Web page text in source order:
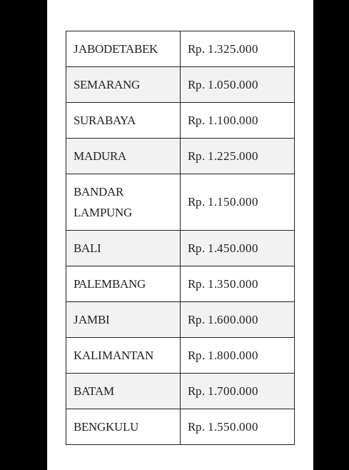
JABODETABEK Rp. 1.325.000
SEMARANG Rp. 1.050.000
SURABAYA Rp. 1.100.000
MADURA Rp. 1.225.000
BANDAR
LAMPUNG
Rp. 1.150.000
BALI Rp. 1.450.000
PALEMBANG Rp. 1.350.000
JAMBI Rp. 1.600.000
KALIMANTAN Rp. 1.800.000
BATAM Rp. 1.700.000
BENGKULU Rp. 1.550.000